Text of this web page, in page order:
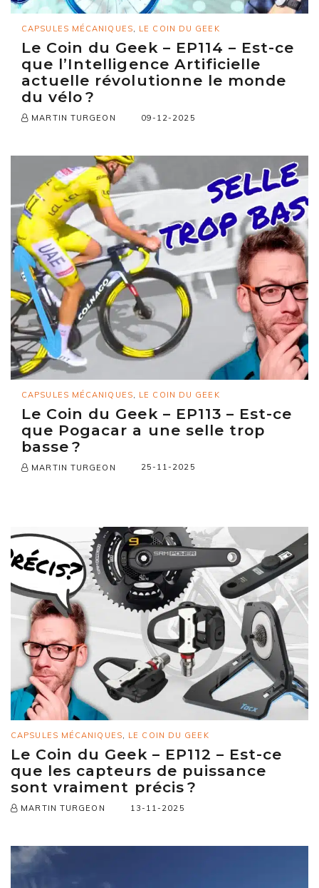
CAPSULES MÉCANIQUES, LE COIN DU GEEK
Le Coin du Geek – EP114 – Est-ce
que l’Intelligence Artificielle
actuelle révolutionne le monde
du vélo ?
MARTIN TURGEON 09-12-2025
CAPSULES MÉCANIQUES LE COIN DU GEEK
Le Coin du Geek – EP113 – Est-ce
que Pogacar a une selle trop
basse ?
MARTIN TURGEON 25-11-2025
CAPSULES MÉCANIQUES, LE COIN DU GEEK
Le Coin du Geek – EP112 – Est-ce
que les capteurs de puissance
sont vraiment précis ?
MARTIN TURGEON 13-11-2025